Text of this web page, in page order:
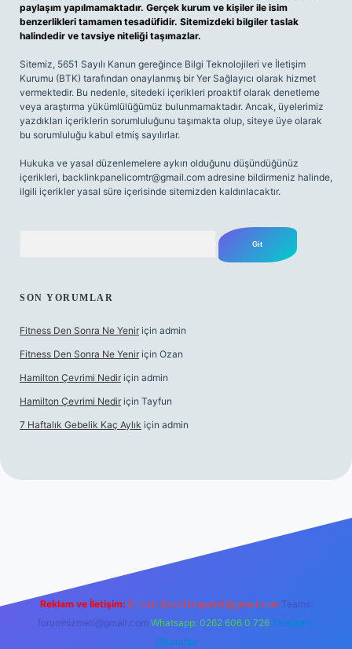
paylaşım yapılmamaktadır. Gerçek kurum ve kişiler ile isim
benzerlikleri tamamen tesadüfidir. Sitemizdeki bilgiler taslak
halindedir ve tavsiye niteliği taşımazlar.
Sitemiz, 5651 Sayılı Kanun gereğince Bilgi Teknolojileri ve İletişim
Kurumu (BTK) tarafından onaylanmış bir Yer Sağlayıcı olarak hizmet
vermektedir. Bu nedenle, sitedeki içerikleri proaktif olarak denetleme
veya araştırma yükümlülüğümüz bulunmamaktadır. Ancak, üyelerimiz
yazdıkları içeriklerin sorumluluğunu taşımakta olup, siteye üye olarak
bu sorumluluğu kabul etmiş sayılırlar.
Hukuka ve yasal düzenlemelere aykırı olduğunu düşündüğünüz
içerikleri, backlinkpanelicomtr@gmail.com adresine bildirmeniz halinde,
ilgili içerikler yasal süre içerisinde sitemizden kaldırılacaktır.
SON YORUMLAR
Fitness Den Sonra Ne Yenir için admin
Fitness Den Sonra Ne Yenir için Ozan
Hamilton Çevrimi Nedir için admin
Hamilton Çevrimi Nedir için Tayfun
7 Haftalık Gebelik Kaç Aylık için admin
Reklam ve İletişim: E-mail: backlinkpaneli@gmail.com Teams:
forumhizmeti@gmail.com Whatsapp: 0262 606 0 726 Telegram:
@karabul